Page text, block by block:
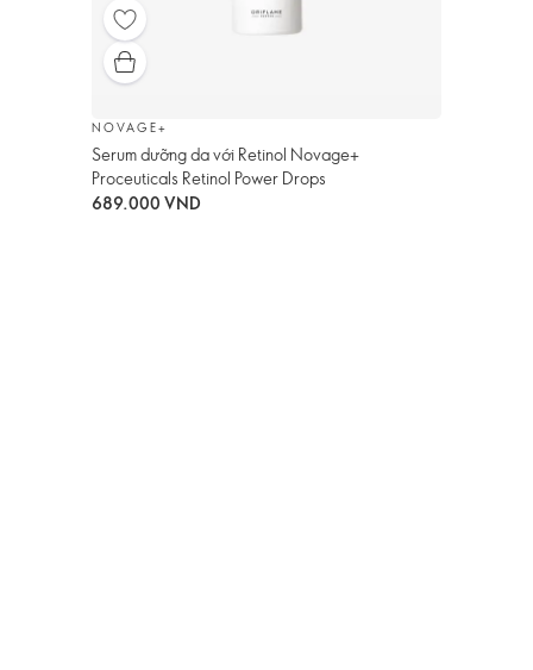
NOVAGE+
Serum dưỡng da với Retinol Novage+
Proceuticals Retinol Power Drops
689.000 VND